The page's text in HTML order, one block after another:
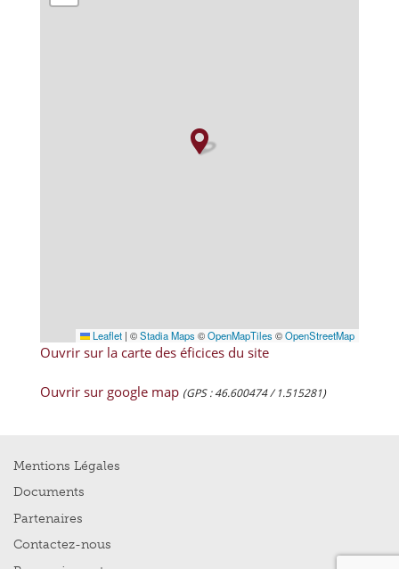
Leaflet | ©Stadia Maps ©OpenMapTiles ©OpenStreetMap
Ouvrir sur la carte des éficices du site
Ouvrir sur google map (GPS : 46.600474 / 1.515281)
Mentions Légales
Documents
Partenaires
Contactez-nous